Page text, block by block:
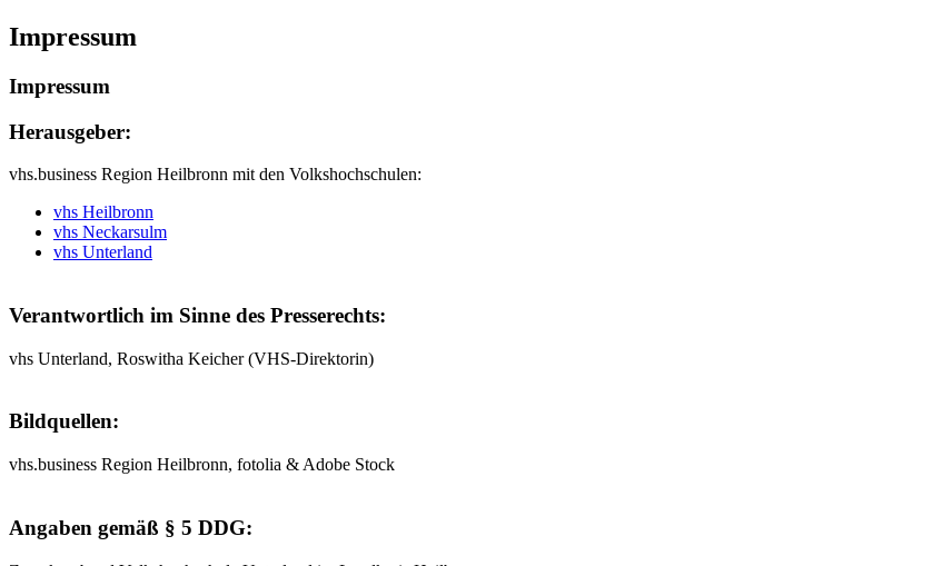
Impressum
Impressum
Herausgeber:
vhs.business Region Heilbronn mit den Volkshochschulen:
vhs Heilbronn
vhs Neckarsulm
vhs Unterland
Verantwortlich im Sinne des Presserechts:
vhs Unterland, Roswitha Keicher (VHS-Direktorin)
Bildquellen:
vhs.business Region Heilbronn, fotolia & Adobe Stock
Angaben gemäß § 5 DDG: